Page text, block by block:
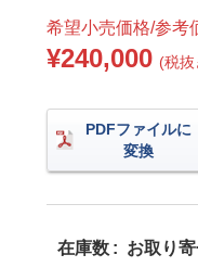
希望小売価格/参考
¥240,000 (税
PDFファイルに
変換
在庫数 お取り